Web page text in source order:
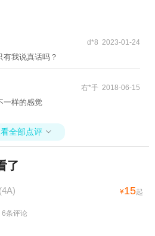
d*8 2023-01-24
我说真话吗？
右*手 2018-06-15
一样的感觉
全部点评 
了
(4A) ¥15起
6条评论